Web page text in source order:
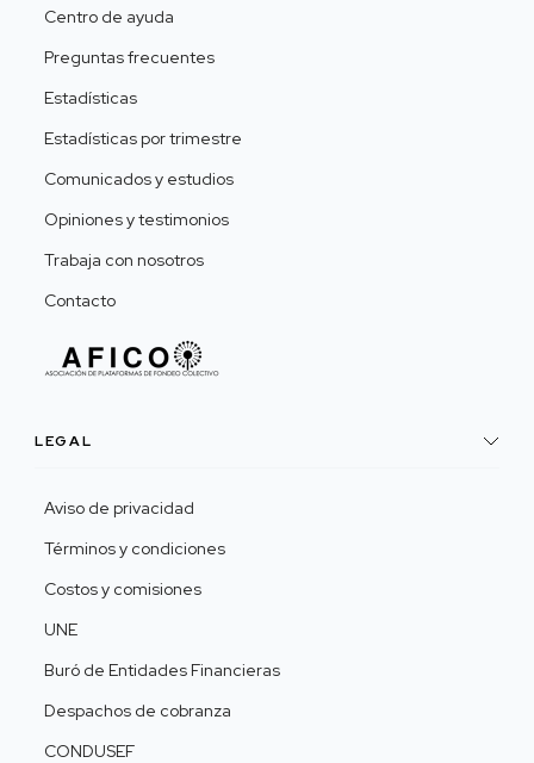
Centro de ayuda
Preguntas frecuentes
Estadísticas
Estadísticas por trimestre
Comunicados y estudios
Opiniones y testimonios
Trabaja con nosotros
Contacto
LEGAL
Aviso de privacidad
Términos y condiciones
Costos y comisiones
UNE
Buró de Entidades Financieras
Despachos de cobranza
CONDUSEF